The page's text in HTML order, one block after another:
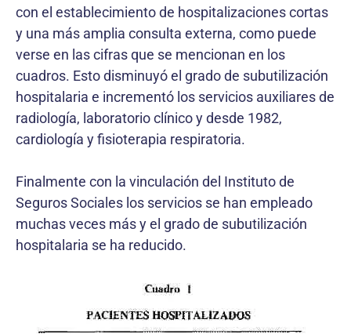
con el establecimiento de hospitalizaciones cortas
y una más amplia consulta externa, como puede
verse en las cifras que se mencionan en los
cuadros. Esto disminuyó el grado de subutilización
hospitalaria e incrementó los servicios auxiliares de
radiología, laboratorio clínico y desde 1982,
cardiología y fisioterapia respiratoria.
Finalmente con la vinculación del Instituto de
Seguros Sociales los servicios se han empleado
muchas veces más y el grado de subutilización
hospitalaria se ha reducido.